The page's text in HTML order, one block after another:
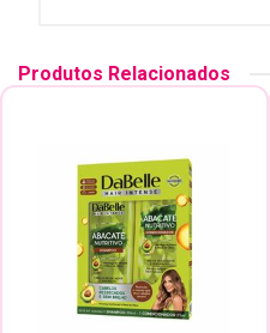
Produtos Relacionados